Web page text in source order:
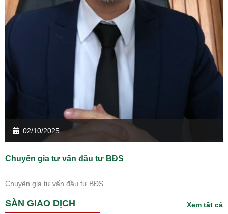
02/10/2025
Chuyên gia tư vấn đầu tư BĐS
Chuyên gia tư vấn đầu tư BĐS
SÀN GIAO DỊCH Xem tất cả